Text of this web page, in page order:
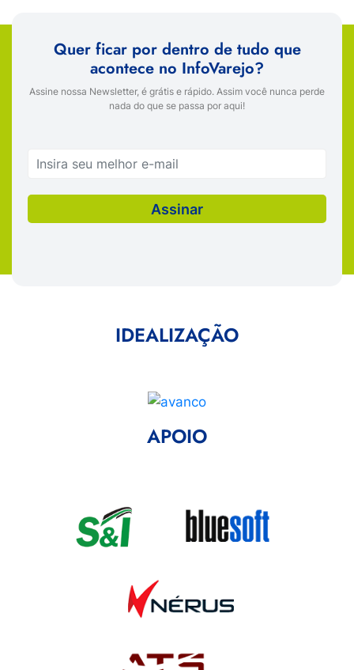
Quer ficar por dentro de tudo que
acontece no InfoVarejo?
Assine nossa Newsletter, é grátis e rápido. Assim você nunca perde
nada do que se passa por aqui!
IDEALIZAÇÃO
APOIO